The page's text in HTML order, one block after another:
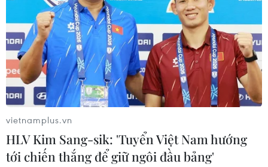
Việt Nam thêm HCV ở môn Đua thuyền
Truyền thống, Cờ tướng, Judo
13/05/2023 11:15
Chiều 13/5, Đoàn Thể thao Việt Nam đã giành được
thêm 1 huy chương Vàng và 1 huy chương Bạc ở môn
Đua thuyền Truyền thống, 1 huy chương Vàng ở môn Cờ
tướng và 1 huy chương Vàng ở môn Judo,
vietnamplus.vn
HLV Kim Sang-sik: 'Tuyển Việt Nam hướng
tới chiến thắng để giữ ngôi đầu bảng'